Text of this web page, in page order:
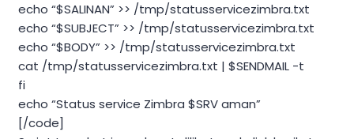
echo “$SALINAN” >> /tmp/statusservicezimbra.txt
echo “$SUBJECT” >> /tmp/statusservicezimbra.txt
echo “$BODY” >> /tmp/statusservicezimbra.txt
cat /tmp/statusservicezimbra.txt | $SENDMAIL -t
fi
echo “Status service Zimbra $SRV aman”
[/code]